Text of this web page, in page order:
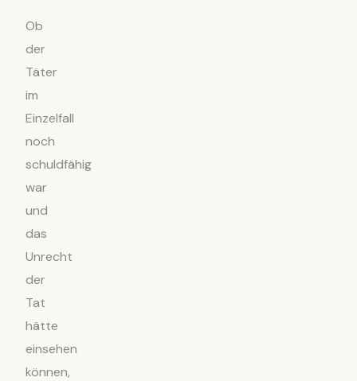
Ob
der
Täter
im
Einzelfall
noch
schuldfähig
war
und
das
Unrecht
der
Tat
hätte
einsehen
können,